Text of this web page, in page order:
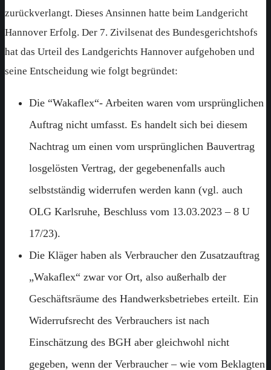
zurückverlangt. Dieses Ansinnen hatte beim Landgericht
Hannover Erfolg. Der 7. Zivilsenat des Bundesgerichtshofs
hat das Urteil des Landgerichts Hannover aufgehoben und
seine Entscheidung wie folgt begründet:
Die “Wakaflex“- Arbeiten waren vom ursprünglichen
Auftrag nicht umfasst. Es handelt sich bei diesem
Nachtrag um einen vom ursprünglichen Bauvertrag
losgelösten Vertrag, der gegebenenfalls auch
selbstständig widerrufen werden kann (vgl. auch
OLG Karlsruhe, Beschluss vom 13.03.2023 – 8 U
17/23).
Die Kläger haben als Verbraucher den Zusatzauftrag
„Wakaflex“ zwar vor Ort, also außerhalb der
Geschäftsräume des Handwerksbetriebes erteilt. Ein
Widerrufsrecht des Verbrauchers ist nach
Einschätzung des BGH aber gleichwohl nicht
gegeben, wenn der Verbraucher – wie vom Beklagten